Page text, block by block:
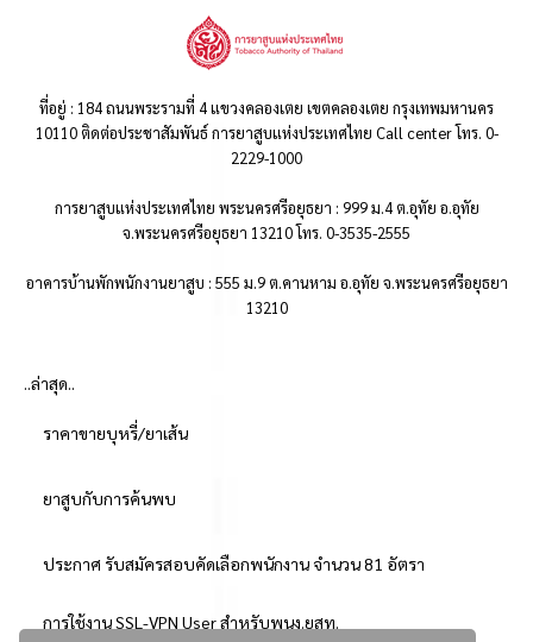
ที่อยู่ : 184 ถนนพระรามที่ 4 แขวงคลองเตย เขตคลองเตย กรุงเทพมหานคร
10110 ติดต่อประชาสัมพันธ์ การยาสูบแห่งประเทศไทย Call center โทร. 0-
2229-1000
การยาสูบแห่งประเทศไทย พระนครศรีอยุธยา : 999 ม.4 ต.อุทัย อ.อุทัย
จ.พระนครศรีอยุธยา 13210 โทร. 0-3535-2555
อาคารบ้านพักพนักงานยาสูบ : 555 ม.9 ต.คานหาม อ.อุทัย จ.พระนครศรีอยุธยา
13210
..ล่าสุด..
ราคาขายบุหรี่/ยาเส้น
ยาสูบกับการค้นพบ
ประกาศ รับสมัครสอบคัดเลือกพนักงาน จำนวน 81 อัตรา
การใช้งาน SSL-VPN User สำหรับพนง.ยสท.